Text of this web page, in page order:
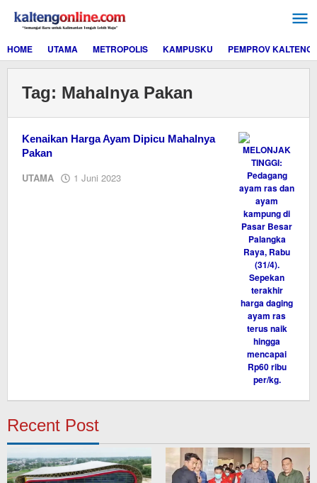
konten
HOME
UTAMA METROPOLIS KAMPUSKU PEMPROV KALTENG
Tag: Mahalnya Pakan
Kenaikan Harga Ayam Dipicu Mahalnya
Pakan
UTAMA 1 Juni 2023
Recent Post